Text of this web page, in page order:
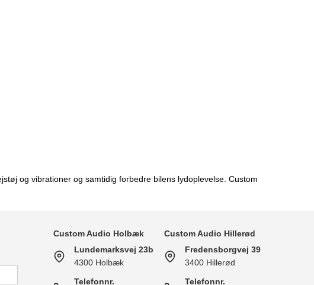
og vibrationer og samtidig forbedre bilens lydoplevelse. Custom
Custom Audio Holbæk
Lundemarksvej 23b
4300 Holbæk
Telefonnr.
Custom Audio Hillerød
Fredensborgvej 39
3400 Hillerød
Telefonnr.